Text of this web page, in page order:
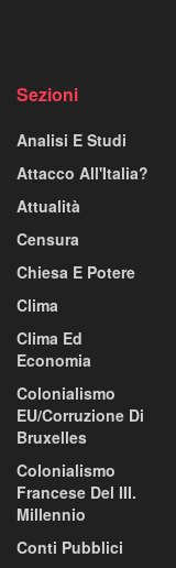
Sezioni
Analisi E Studi
Attacco All'Italia?
Attualità
Censura
Chiesa E Potere
Clima
Clima Ed
Economia
Colonialismo
EU/corruzione Di
Bruxelles
Colonialismo
Francese Del III.
Millennio
Conti Pubblici